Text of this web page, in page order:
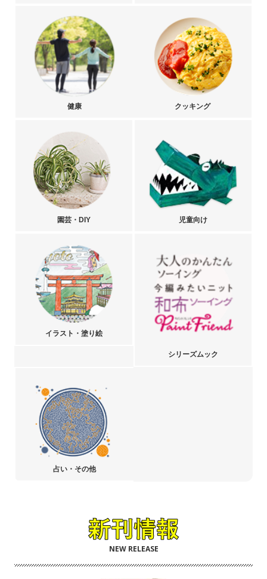
健康 クッキング
園芸・DIY 児童向け
イラスト・塗り絵
シリーズムック
占い・その他
NEW RELEASE